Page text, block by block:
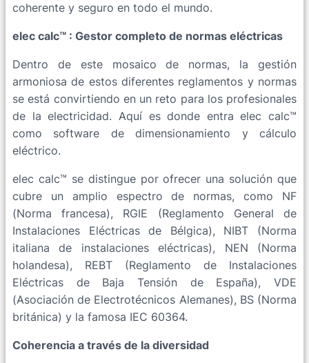
coherente y seguro en todo el mundo.
elec calc™ : Gestor completo de normas eléctricas
Dentro de este mosaico de normas, la gestión
armoniosa de estos diferentes reglamentos y normas
se está convirtiendo en un reto para los profesionales
de la electricidad. Aquí es donde entra elec calc™
como software de dimensionamiento y cálculo
eléctrico.
elec calc™ se distingue por ofrecer una solución que
cubre un amplio espectro de normas, como NF
(Norma francesa), RGIE (Reglamento General de
Instalaciones Eléctricas de Bélgica), NIBT (Norma
italiana de instalaciones eléctricas), NEN (Norma
holandesa), REBT (Reglamento de Instalaciones
Eléctricas de Baja Tensión de España), VDE
(Asociación de Electrotécnicos Alemanes), BS (Norma
británica) y la famosa IEC 60364.
Coherencia a través de la diversidad